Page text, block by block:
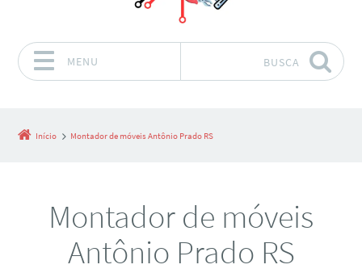
MENU BUSCA
Início Montador de móveis Antônio Prado RS
Montador de móveis
Antônio Prado RS